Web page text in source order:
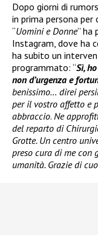
Dopo giorni di
in prima persona per
“Uomini e Donne” ha
Instagram, dove ha
ha subito un
programmato: “Sì,
non d’urgenza e
benissimo… direi
per il vostro affetto e
abbraccio. Ne
del reparto di
Grotte. Un centro
preso cura di me con
umanità. Grazie di